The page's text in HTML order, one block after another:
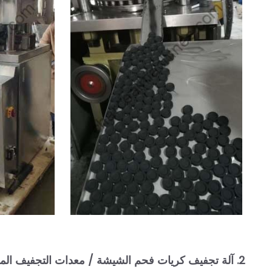
2. آلة تجفيف كريات فحم الشيشة / معدات التجفيف